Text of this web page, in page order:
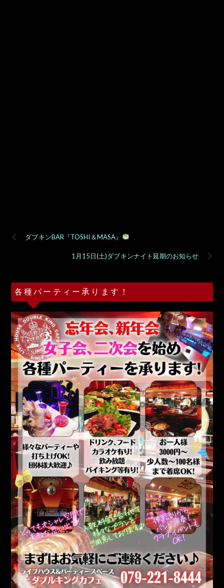
ダブキンBAR『TOSHI＆MASA』
1月15日(土)ダブキンナイト延期のお知らせ
各種パーティー承ります！